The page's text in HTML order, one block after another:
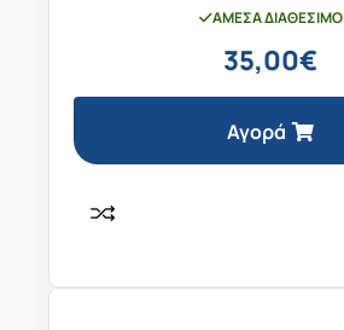
ΆΜΕΣΑ ΔΙΑΘΈΣΙΜΟ
35,00€
Αγορά